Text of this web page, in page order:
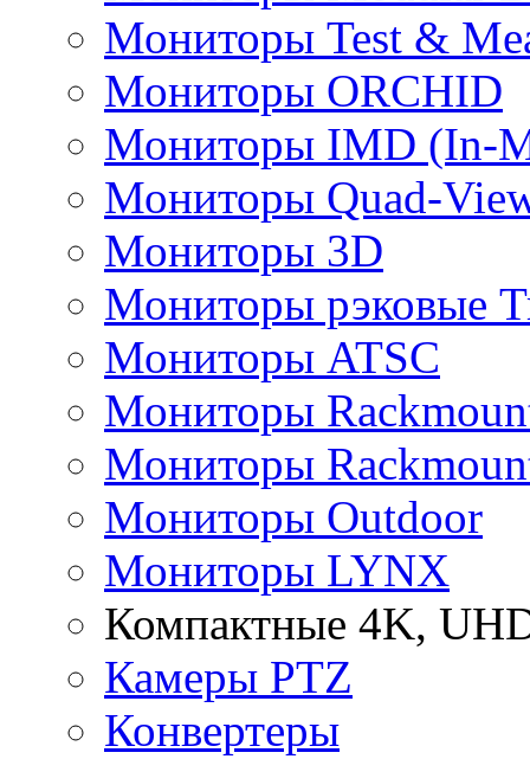
Мониторы Test &
Мониторы ORCHID
Мониторы IMD (In-
Мониторы Quad-
Мониторы 3D
Мониторы рэковые
Мониторы ATSC
Мониторы
Мониторы
Мониторы Outdoor
Мониторы LYNX
Компактные 4K,
Камеры PTZ
Конвертеры